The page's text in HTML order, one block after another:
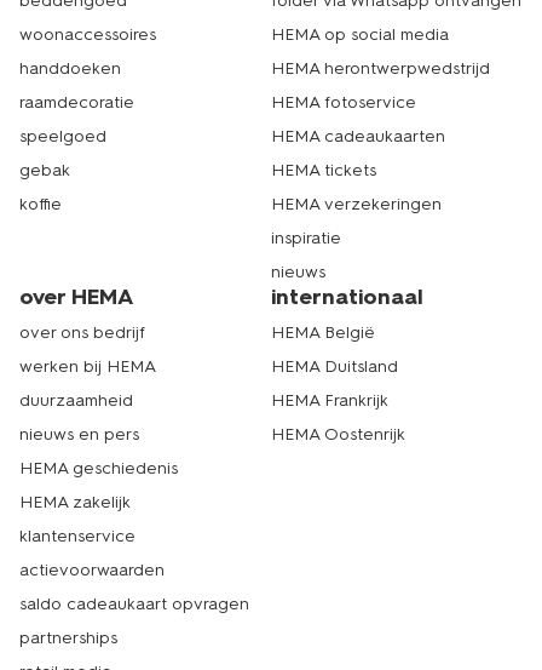
woonaccessoires
handdoeken
raamdecoratie
speelgoed
gebak
koffie
HEMA op social media
HEMA herontwerpwedstrijd
HEMA fotoservice
HEMA cadeaukaarten
HEMA tickets
HEMA verzekeringen
inspiratie
nieuws
over HEMA
over ons bedrijf
werken bij HEMA
duurzaamheid
nieuws en pers
HEMA geschiedenis
HEMA zakelijk
klantenservice
actievoorwaarden
saldo cadeaukaart opvragen
partnerships
internationaal
HEMA België
HEMA Duitsland
HEMA Frankrijk
HEMA Oostenrijk